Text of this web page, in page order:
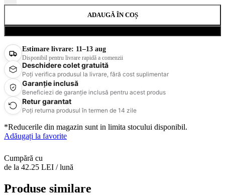
ADAUGĂ ÎN COȘ
Estimare livrare: 11–13 aug
Disponibil pentru livrare rapidă a comenzii
Deschidere colet gratuită
Poți verifica produsul la livrare, fără cost suplimentar
Garanție inclusă
Beneficiezi de garanție inclusă pentru acest produs
Retur garantat
Poți returna produsul în termen de 14 zile
*Reducerile din magazin sunt in limita stocului disponibil.
Adăugați la favorite
Cumpără cu
de la 42.25 LEI / lună
Produse similare